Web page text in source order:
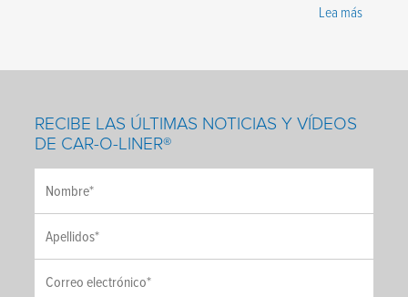
Lea más
RECIBE LAS ÚLTIMAS NOTICIAS Y VÍDEOS
DE CAR-O-LINER®